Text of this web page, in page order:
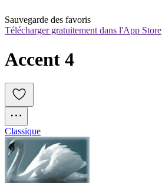
Sauvegarde des favoris
Télécharger gratuitement dans l'App Store
Accent 4
Classique